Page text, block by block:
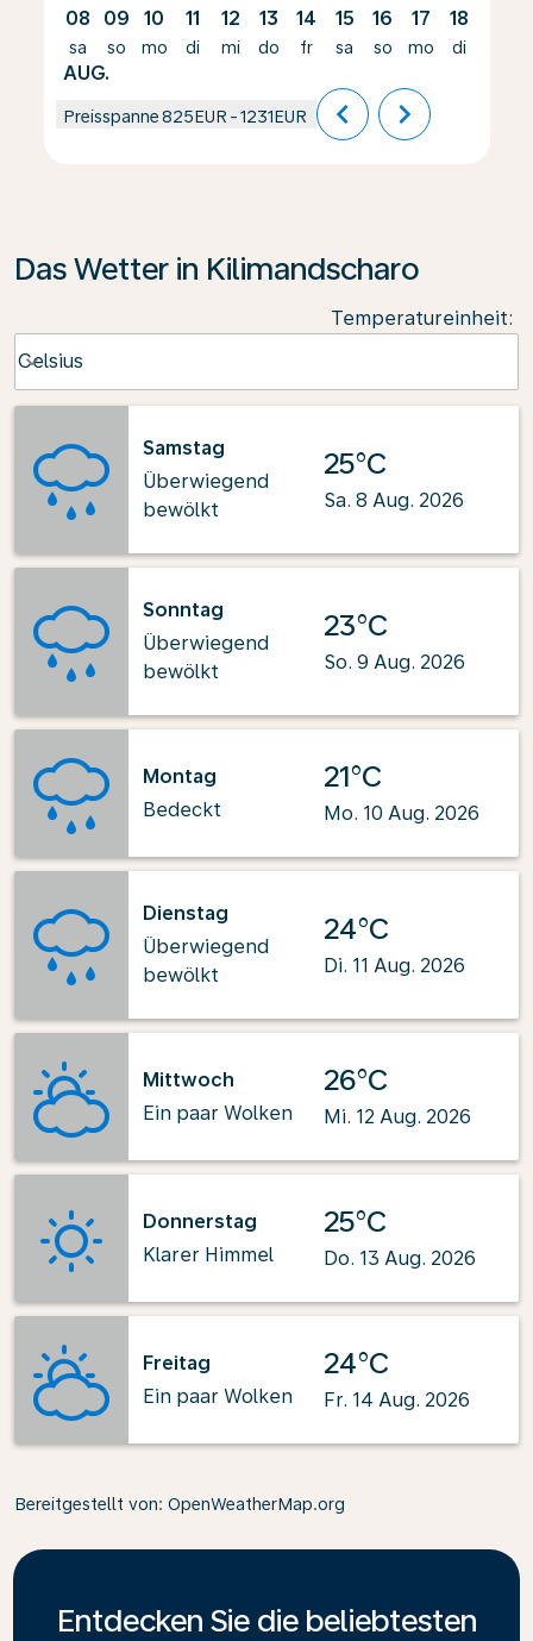
08
sa
AUG.
09
so
10
mo
11
di
12
mi
13
do
14
fr
15
sa
16
so
17
mo
18
di
Preisspanne825EUR -1231EUR chevron_left chevron_right
Das Wetter in Kilimandscharo
Temperatureinheit:
Celsius
keyboard_arrow_down
Samstag
Überwiegend
bewölkt
25°C
Sa. 8 Aug. 2026
Sonntag
Überwiegend
bewölkt
23°C
So. 9 Aug. 2026
Montag
Bedeckt
21°C
Mo. 10 Aug. 2026
Dienstag
Überwiegend
bewölkt
24°C
Di. 11 Aug. 2026
Mittwoch
Ein paar Wolken
26°C
Mi. 12 Aug. 2026
Donnerstag
Klarer Himmel
25°C
Do. 13 Aug. 2026
Freitag
Ein paar Wolken
24°C
Fr. 14 Aug. 2026
Bereitgestellt von: OpenWeatherMap.org
Entdecken Sie die beliebtesten